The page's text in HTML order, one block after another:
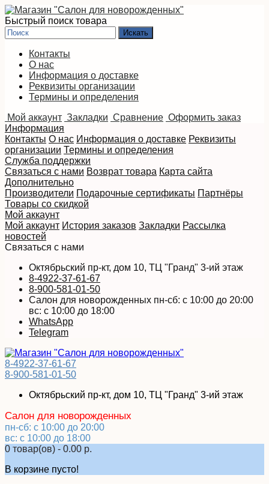
Быстрый поиск товара
Контакты
О нас
Информация о доставке
Реквизиты организации
Термины и определения
Мой аккаунт Закладки Сравнение Оформить заказ
Информация
Контакты О нас Информация о доставке Реквизиты
организации Термины и определения
Служба поддержки
Связаться с нами Возврат товара Карта сайта
Дополнительно
Производители Подарочные сертификаты Партнёры
Товары со скидкой
Мой аккаунт
Мой аккаунт История заказов Закладки Рассылка
новостей
Связаться с нами
Октябрьский пр-кт, дом 10, ТЦ "Гранд" 3-ий этаж
8-4922-37-61-67
8-900-581-01-50
Салон для новорожденных пн-сб: с 10:00 до 20:00
вс: с 10:00 до 18:00
WhatsApp
Telegram
8-4922-37-61-67
8-900-581-01-50
Октябрьский пр-кт, дом 10, ТЦ "Гранд" 3-ий этаж
Салон для новорожденных
пн-сб: с 10:00 до 20:00
вс: с 10:00 до 18:00
0 товар(ов) - 0.00 р.
В корзине пусто!